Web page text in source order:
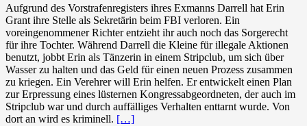
Aufgrund des Vorstrafenregisters ihres Exmanns Darrell hat Erin
Grant ihre Stelle als Sekretärin beim FBI verloren. Ein
voreingenommener Richter entzieht ihr auch noch das Sorgerecht
für ihre Tochter. Während Darrell die Kleine für illegale Aktionen
benutzt, jobbt Erin als Tänzerin in einem Stripclub, um sich über
Wasser zu halten und das Geld für einen neuen Prozess zusammen
zu kriegen. Ein Verehrer will Erin helfen. Er entwickelt einen Plan
zur Erpressung eines lüsternen Kongressabgeordneten, der auch im
Stripclub war und durch auffälliges Verhalten enttarnt wurde. Von
dort an wird es kriminell. […]